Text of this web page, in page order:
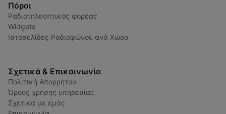
Πόροι
Ραδιοτηλεοπτικός φορέας
Widgets
Ιστοσελίδες Ραδιοφώνου ανά Χώρα
Σχετικά & Επικοινωνία
Πολιτική Απορρήτου
Όρους χρήσης υπηρεσίας
Σχετικά με εμάς